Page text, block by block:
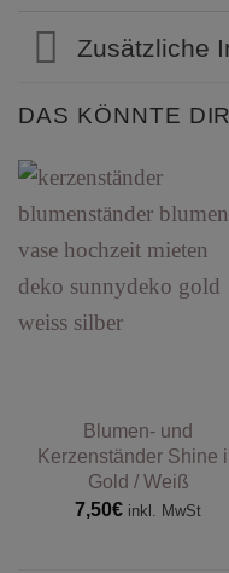
Zusätzliche
DAS KÖNNTE
Blumen- und
Kerzenständer Shine
Gold / Weiß
7,50€ inkl. MwSt